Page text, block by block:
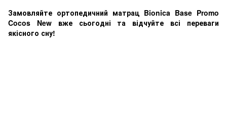
Замовляйте ортопедичний матрац Bionica Base Promo
Cocos New вже сьогодні та відчуйте всі переваги
якісного сну!